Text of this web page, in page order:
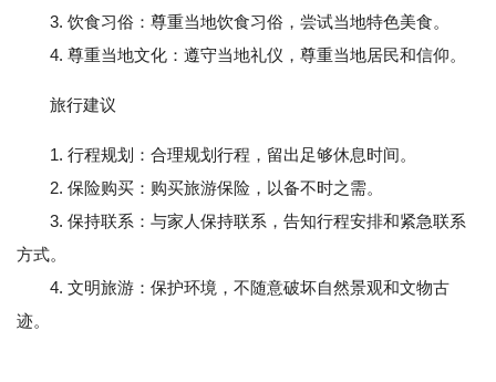
3. 饮食习俗：尊重当地饮食习俗，尝试当地特色美食。
4. 尊重当地文化：遵守当地礼仪，尊重当地居民和信仰。
旅行建议
1. 行程规划：合理规划行程，留出足够休息时间。
2. 保险购买：购买旅游保险，以备不时之需。
3. 保持联系：与家人保持联系，告知行程安排和紧急联系
方式。
4. 文明旅游：保护环境，不随意破坏自然景观和文物古
迹。